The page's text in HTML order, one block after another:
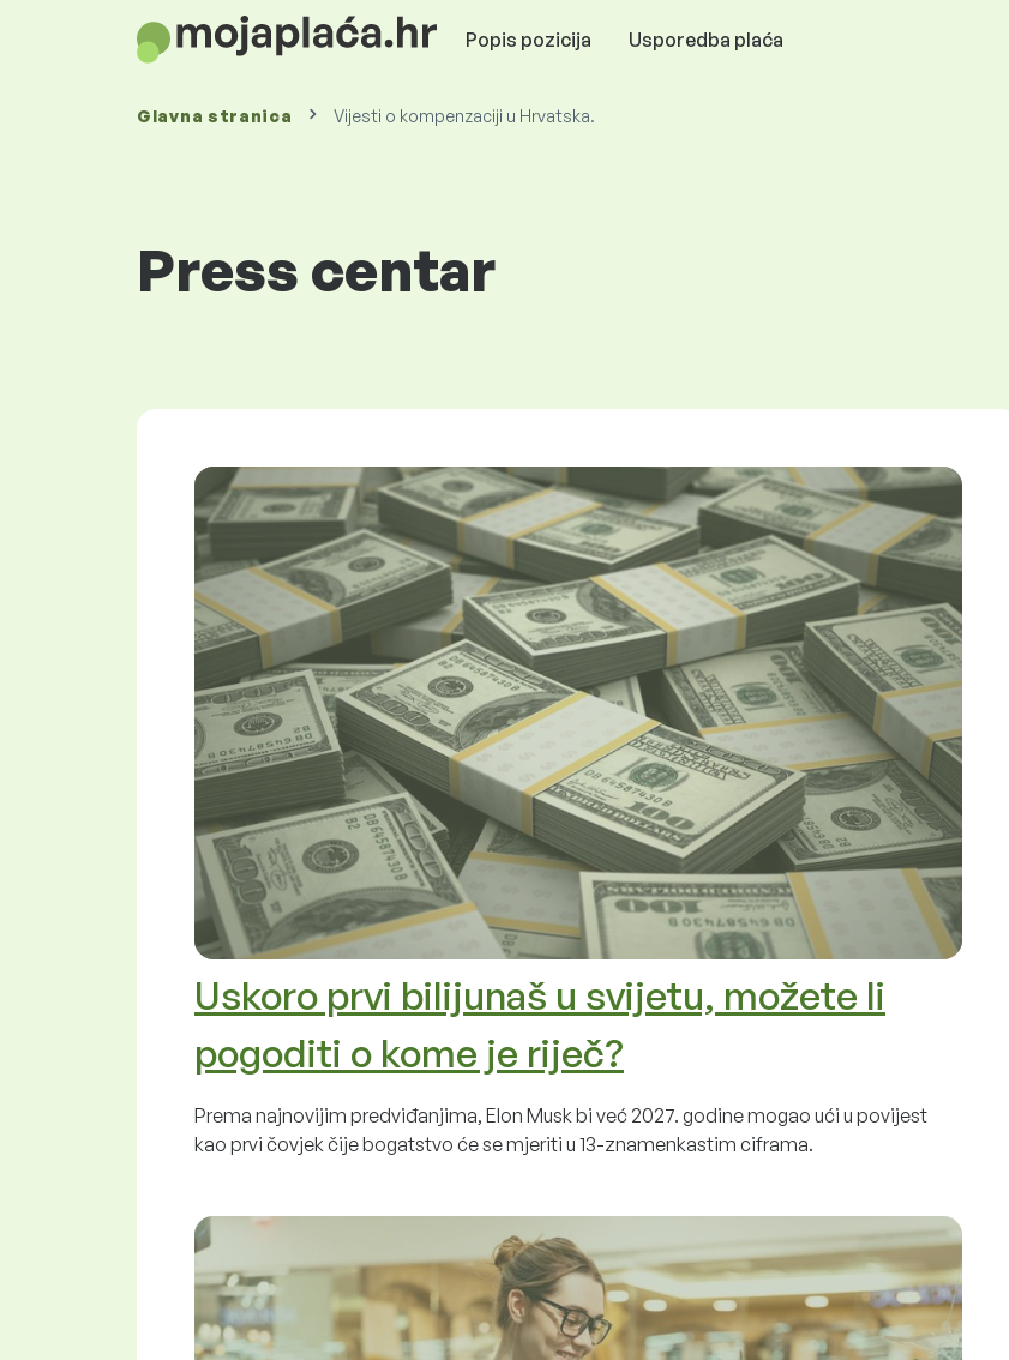
Popis pozicija Usporedba plaća
Glavna stranica Vijesti o kompenzaciji u Hrvatska.
Press centar
Uskoro prvi bilijunaš u svijetu, možete li
pogoditi o kome je riječ?
Prema najnovijim predviđanjima, Elon Musk bi već 2027. godine mogao ući u povijest
kao prvi čovjek čije bogatstvo će se mjeriti u 13-znamenkastim ciframa.